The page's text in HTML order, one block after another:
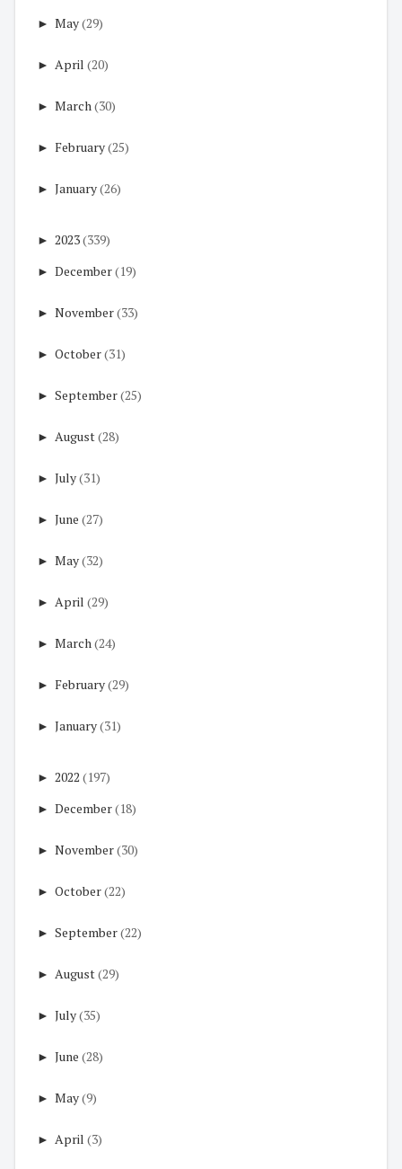
► May(29)
► April (20)
► March(30)
► February(25)
► January(26)
► 2023(339)
► December(19)
► November(33)
► October(31)
► September(25)
► August(28)
► July(31)
► June (27)
► May(32)
► April (29)
► March(24)
► February(29)
► January(31)
► 2022 (197)
► December(18)
► November(30)
► October(22)
► September(22)
► August(29)
► July(35)
► June (28)
► May(9)
► April (3)